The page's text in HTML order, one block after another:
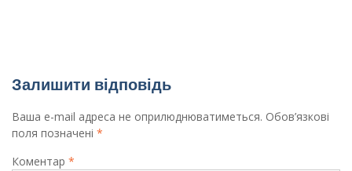
Залишити відповідь
Ваша e-mail адреса не оприлюднюватиметься. Обов’язкові
поля позначені *
Коментар *